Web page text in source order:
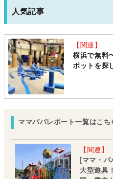
人気記事
【関連】
横浜で無料
ポットを探
ママパパレポート一覧はこち
【関連】
[ママ・パ
大型遊具